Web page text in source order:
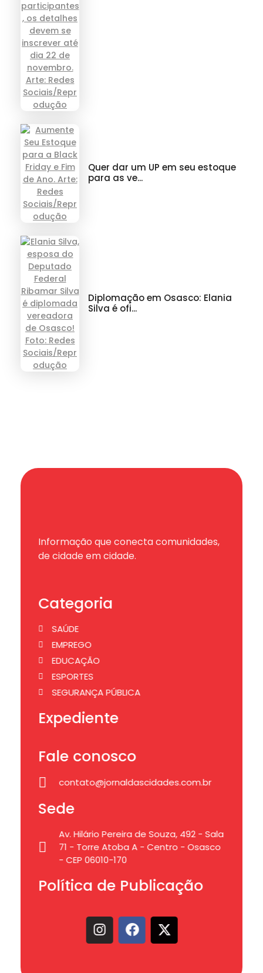
Quer dar um UP em seu estoque
para as ve...
Diplomação em Osasco: Elania
Silva é ofi...
Informação que conecta comunidades,
de cidade em cidade.
Categoria
SAÚDE
EMPREGO
EDUCAÇÃO
ESPORTES
SEGURANÇA PÚBLICA
Expediente
Fale conosco
contato@jornaldascidades.com.br
Sede
Av. Hilário Pereira de Souza, 492 - Sala
71 - Torre Atoba A - Centro - Osasco
- CEP 06010-170
Política de Publicação